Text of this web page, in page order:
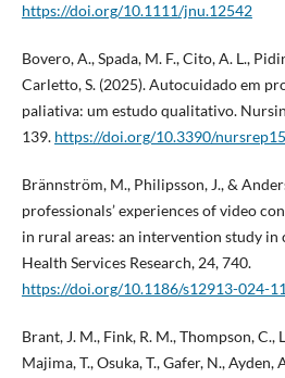
https://doi.org/10.1111/jnu.12542
Bovero, A., Spada, M. F., Cito, A. L.,
Carletto, S. (2025). Autocuidado em
paliativa: um estudo qualitativo.
139. https://doi.org/10.3390/
Brännström, M., Philipsson, J., &
professionals’ experiences of video
in rural areas: an intervention study in
Health Services Research, 24, 740.
https://doi.org/10.1186/s12913-024-
Brant, J. M., Fink, R. M., Thompson, C.,
Majima, T., Osuka, T., Gafer, N., Ayden,